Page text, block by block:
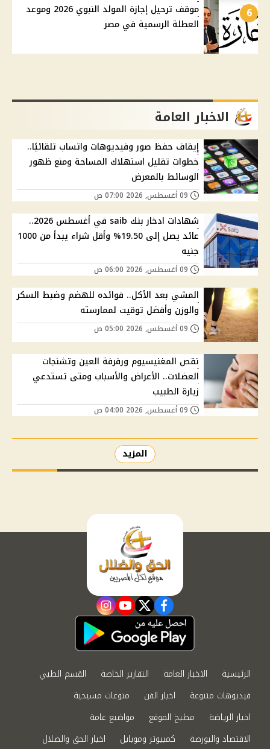
6
موقف ترحيل إجازة المولد النبوي 2026 وموعد
العطلة الرسمية في مصر
الاخبار العامة
إيقاف حفظ صور وفيديوهات واتساب تلقائيًا..
خطوات تقليل استهلاك المساحة ومنع ظهور
الوسائط بالمعرض
شهادات ادخار بنك saib في أغسطس 2026..
عائد يصل إلى 19.50% وأقل شراء يبدأ من 1000
جنيه
المشي بعد الأكل.. فوائده للهضم وضبط السكر
والوزن وأفضل توقيت لممارسته
نقص المغنيسيوم ورفرفة العين وتشنجات
العضلات.. الأعراض والأسباب ومتى تستدعي
زيارة الطبيب
المزيد
facebook
twitter
youtube
instagram
الرئيسية الاخبار العامة التقارير الخاصة
القسم الطبي
فيديوهات متنوعة
اخبار الفن
منوعات مسيحية
اخبار الرياضة
مطبخ الموقع
مواضيع عامة
الاقتصاد والبورصة
كمبيوتر وموبايل اخبار الحق والضلال